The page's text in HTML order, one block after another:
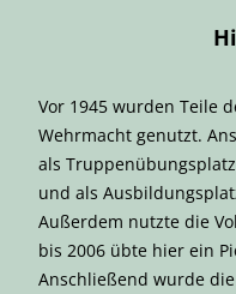
Vor 1945 wurden Teile
Wehrmacht genutzt.
als
und als
Außerdem nutzte die
bis 2006 übte hier ein
Anschließend wurde